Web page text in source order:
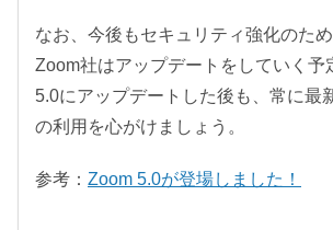
なお、今後もセキュリティ強化のた
Zoom社はアップデートをしていく予
5.0にアップデートした後も、常に最
の利用を心がけましょう。
参考： Zoom 5.0が登場しました！